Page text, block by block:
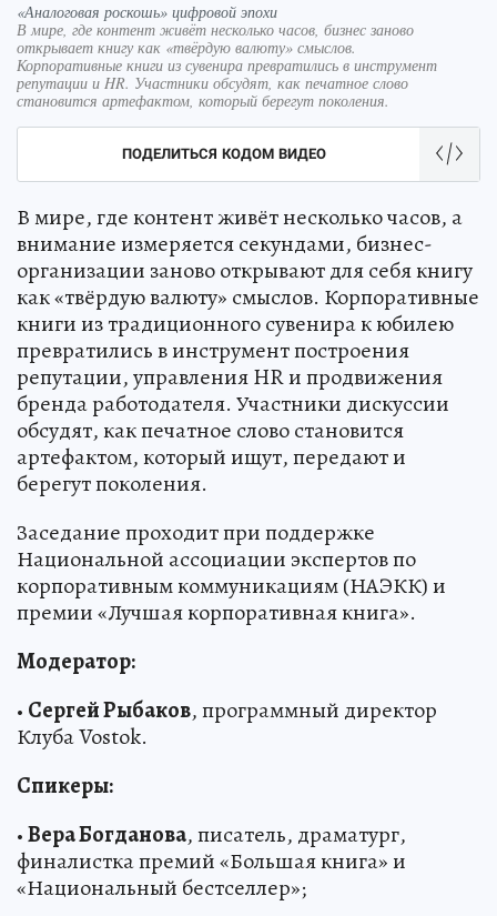
«Аналоговая роскошь» цифровой эпохи
В мире, где контент живёт несколько часов, бизнес заново
открывает книгу как «твёрдую валюту» смыслов.
Корпоративные книги из сувенира превратились в инструмент
репутации и HR. Участники обсудят, как печатное слово
становится артефактом, который берегут поколения.
ПОДЕЛИТЬСЯ КОДОМ ВИДЕО
В мире, где контент живёт несколько часов, а
внимание измеряется секундами, бизнес-
организации заново открывают для себя книгу
как «твёрдую валюту» смыслов. Корпоративные
книги из традиционного сувенира к юбилею
превратились в инструмент построения
репутации, управления HR и продвижения
бренда работодателя. Участники дискуссии
обсудят, как печатное слово становится
артефактом, который ищут, передают и
берегут поколения.
Заседание проходит при поддержке
Национальной ассоциации экспертов по
корпоративным коммуникациям (НАЭКК) и
премии «Лучшая корпоративная книга».
Модератор:
• Сергей Рыбаков, программный директор
Клуба Vostok.
Спикеры:
•Вера Богданова, писатель, драматург,
финалистка премий «Большая книга» и
«Национальный бестселлер»;